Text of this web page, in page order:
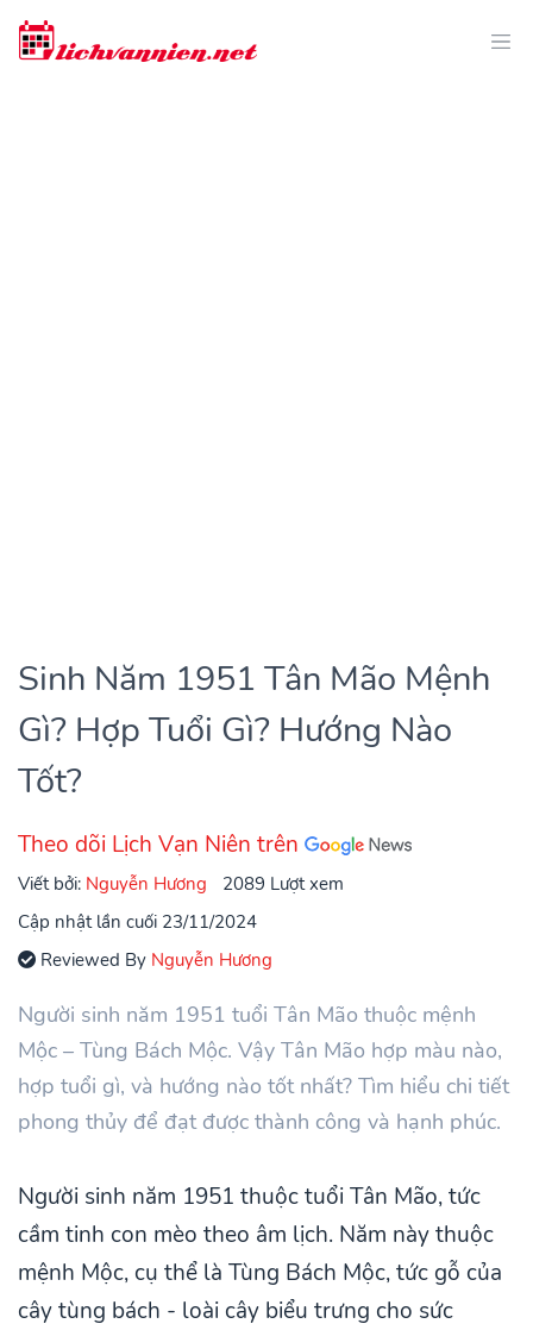
Sinh Năm 1951 Tân Mão Mệnh
Gì? Hợp Tuổi Gì? Hướng Nào
Tốt?
Theo dõi Lịch Vạn Niên trên
Viết bởi: Nguyễn Hương
2089 Lượt xem
Cập nhật lần cuối 23/11/2024
Reviewed By Nguyễn Hương
Người sinh năm 1951 tuổi Tân Mão thuộc mệnh
Mộc – Tùng Bách Mộc. Vậy Tân Mão hợp màu nào,
hợp tuổi gì, và hướng nào tốt nhất? Tìm hiểu chi tiết
phong thủy để đạt được thành công và hạnh phúc.
Người sinh năm 1951 thuộc tuổi Tân Mão, tức
cầm tinh con mèo theo âm lịch. Năm này thuộc
mệnh Mộc, cụ thể là Tùng Bách Mộc, tức gỗ của
cây tùng bách - loài cây biểu trưng cho sức